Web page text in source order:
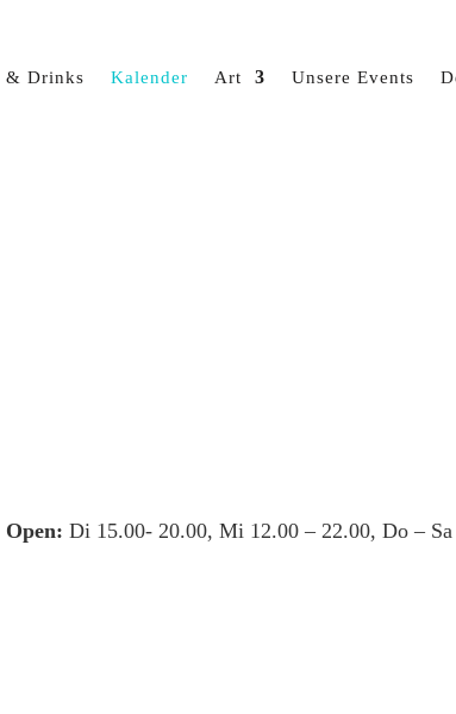
& Drinks Kalender Art Unsere Events
Open: Di 15.00- 20.00, Mi 12.00 – 22.00, Do –